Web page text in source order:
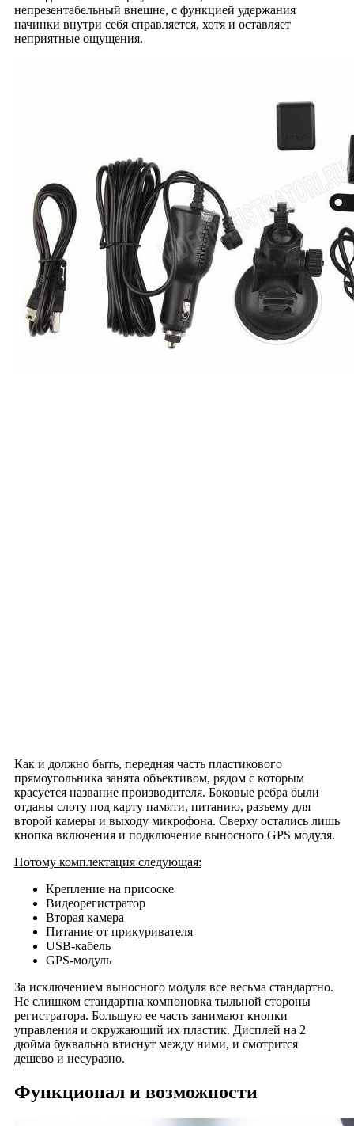
непрезентабельный внешне, с функцией удержания
начинки внутри себя справляется, хотя и оставляет
неприятные ощущения.
Как и должно быть, передняя часть пластикового
прямоугольника занята объективом, рядом с которым
красуется название производителя. Боковые ребра были
отданы слоту под карту памяти, питанию, разъему для
второй камеры и выходу микрофона. Сверху остались лишь
кнопка включения и подключение выносного GPS модуля.
Потому комплектация следующая:
Крепление на присоске
Видеорегистратор
Вторая камера
Питание от прикуривателя
USB-кабель
GPS-модуль
За исключением выносного модуля все весьма стандартно.
Не слишком стандартна компоновка тыльной стороны
регистратора. Большую ее часть занимают кнопки
управления и окружающий их пластик. Дисплей на 2
дюйма буквально втиснут между ними, и смотрится
дешево и несуразно.
Функционал и возможности